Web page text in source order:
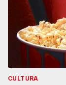
CULTURA